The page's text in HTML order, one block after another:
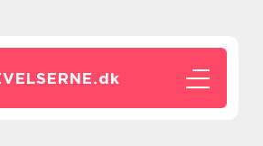
dk